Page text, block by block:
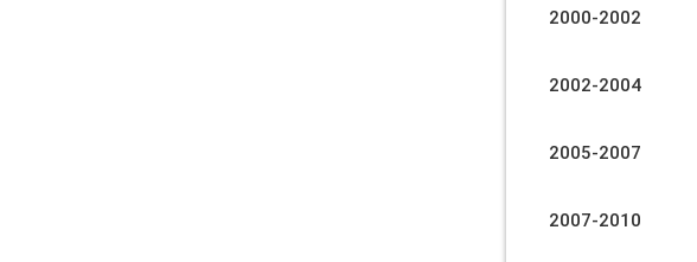
2000-2002
2002-2004
2005-2007
2007-2010